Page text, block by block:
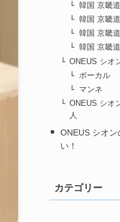
韓国 京畿
韓国 京畿
韓国 京畿
韓国 京畿
ONEUS シオ
ボーカル
マンネ
ONEUS シオ
人
ONEUS シオン
い！
カテゴリー